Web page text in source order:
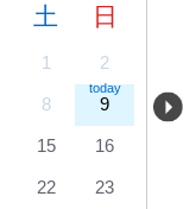
土 日
1 2
8 9
15 16
22 23